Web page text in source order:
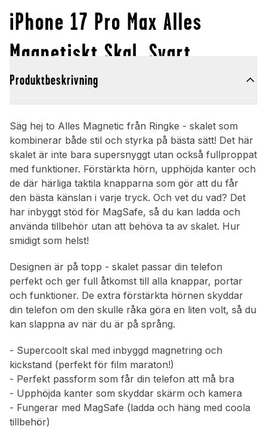
iPhone 17 Pro Max Alles
Magnetiskt Skal, Svart
Produktbeskrivning
Säg hej to Alles Magnetic från Ringke - skalet som
kombinerar både stil och styrka på bästa sätt! Det här
skalet är inte bara supersnyggt utan också fullproppat
med funktioner. Förstärkta hörn, upphöjda kanter och
de där härliga taktila knapparna som gör att du får
den bästa känslan i varje tryck. Och vet du vad? Det
har inbyggt stöd för MagSafe, så du kan ladda och
använda tillbehör utan att behöva ta av skalet. Hur
smidigt som helst!
Designen är på topp - skalet passar din telefon
perfekt och ger full åtkomst till alla knappar, portar
och funktioner. De extra förstärkta hörnen skyddar
din telefon om den skulle råka göra en liten volt, så du
kan slappna av när du är på språng.
- Supercoolt skal med inbyggd magnetring och
kickstand (perfekt för film maraton!)
- Perfekt passform som får din telefon att må bra
- Upphöjda kanter som skyddar skärm och kamera
- Fungerar med MagSafe (ladda och häng med coola
tillbehör)